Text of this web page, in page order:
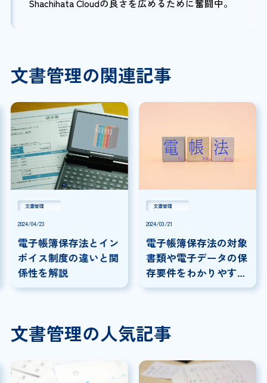
Shachihata Cloudの良さを広めるために奮闘中。
文書管理の関連記事
文書管理
2024/04/23
電子帳簿保存法とイン
ボイス制度の違いと関
係性を解説
文書管理
2024/03/21
電子帳簿保存法の対象
書類や電子データの保
存要件をわかりやすく
解説
文書管理の人気記事